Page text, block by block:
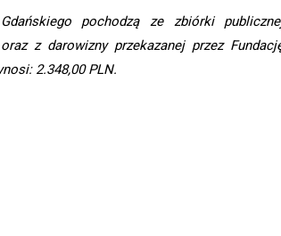
pochodzą ze zbiórki
z darowizny przekazanej przez
2.348,00 PLN.